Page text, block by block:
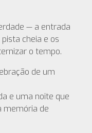
— a entrada
cheia e os
o tempo.
de um
e uma noite que
memória de